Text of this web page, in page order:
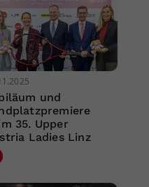
und
35. Upper
Ladies Linz